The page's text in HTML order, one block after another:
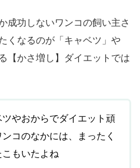
成功しないワンコの飼い主さ
くなるのが「キャベツ」や
【かさ増し】ダイエットでは
やおからでダイエット頑
コのなかには、まったく
もいたよね